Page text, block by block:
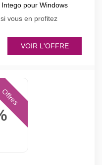
pour Windows
vous en profitez
VOIR L'OFFRE
Offres